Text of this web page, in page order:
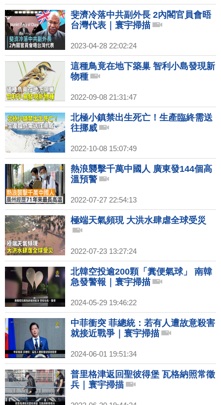
斐濟冷落中共副外長 2內閣官員會晤
台灣代表｜寰宇掃描
2023-04-28 22:02:24
這種鳥竟在地下築巢 智利小島發現新
物種
2022-09-08 21:31:47
北極小鎮禁出生死亡！生產臨終需送
往挪威
2022-10-08 15:07:49
熱浪襲擊千萬中國人 廣東發144個高
溫預警
2022-07-27 22:54:13
極端天氣頻現 大洪水肆虐全球受災
2022-07-23 13:27:24
北韓空投逾200顆「糞便氣球」 南韓
急發警報｜寰宇掃描
2024-05-29 19:46:22
中菲衝突 菲總統：若有人遭故意殺害
就接近戰爭｜寰宇掃描
2024-06-01 19:51:34
普里格津返回聖彼得堡 瓦格納照常徵
兵｜寰宇掃描